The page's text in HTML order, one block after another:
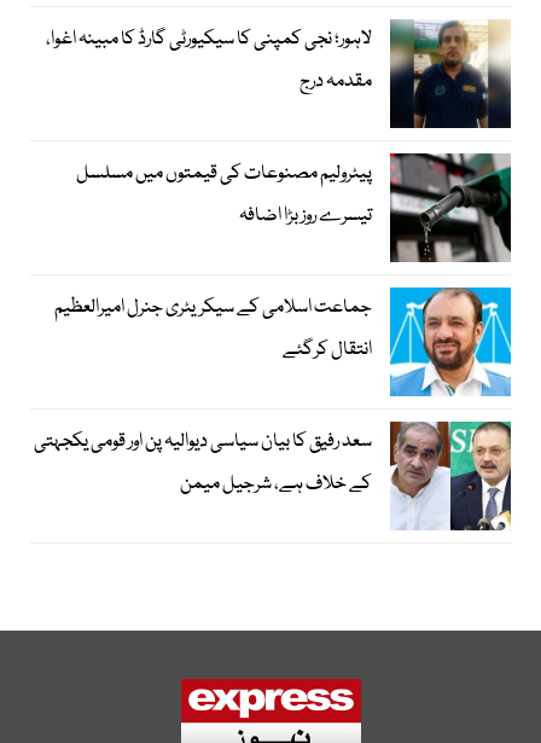
لاہور؛ نجی کمپنی کا سیکیورٹی گارڈ کا مبینہ اغوا،
مقدمہ درج
پیٹرولیم مصنوعات کی قیمتوں میں مسلسل
تیسرے روز بڑا اضافہ
جماعت اسلامی کے سیکریٹری جنرل امیرالعظیم
انتقال کرگئے
سعد رفیق کا بیان سیاسی دیوالیہ پن اور قومی یکجہتی
کے خلاف ہے، شرجیل میمن